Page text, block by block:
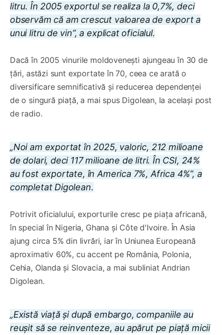
litru. În 2005 exportul se realiza la 0,7%, deci
observăm că am crescut valoarea de export a
unui litru de vin”, a explicat oficialul.
Dacă în 2005 vinurile moldovenești ajungeau în 30 de
țări, astăzi sunt exportate în 70, ceea ce arată o
diversificare semnificativă și reducerea dependenței
de o singură piață, a mai spus Digolean, la același post
de radio.
„Noi am exportat în 2025, valoric, 212 milioane
de dolari, deci 117 milioane de litri. În CSI, 24%
au fost exportate, în America 7%, Africa 4%”, a
completat Digolean.
Potrivit oficialului, exporturile cresc pe piața africană,
în special în Nigeria, Ghana și Côte d'Ivoire. În Asia
ajung circa 5% din livrări, iar în Uniunea Europeană
aproximativ 60%, cu accent pe România, Polonia,
Cehia, Olanda și Slovacia, a mai subliniat Andrian
Digolean.
„Există viață și după embargo, companiile au
reușit să se reinventeze, au apărut pe piață micii